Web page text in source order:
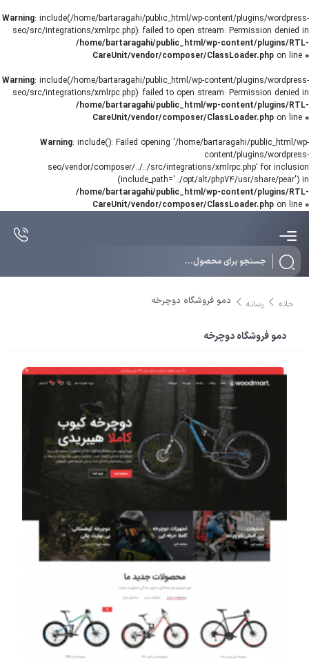
Warning: include(/home/bartaragahi/public_html/wp-content/plugins/wordpress-
seo/src/integrations/xmlrpc.php): failed to open stream: Permission denied in
/home/bartaragahi/public_html/wp-content/plugins/RTL-
CareUnit/vendor/composer/ClassLoader.php on line 0
Warning: include(/home/bartaragahi/public_html/wp-content/plugins/wordpress-
seo/src/integrations/xmlrpc.php): failed to open stream: Permission denied in
/home/bartaragahi/public_html/wp-content/plugins/RTL-
CareUnit/vendor/composer/ClassLoader.php on line 0
Warning: include(): Failed opening '/home/bartaragahi/public_html/wp-
content/plugins/wordpress-
seo/vendor/composer/../../src/integrations/xmlrpc.php' for inclusion
(include_path='.:/opt/alt/php74/usr/share/pear') in
/home/bartaragahi/public_html/wp-content/plugins/RTL-
CareUnit/vendor/composer/ClassLoader.php on line 0
خانه رسانه دمو فروشگاه دوچرخه
دمو فروشگاه دوچرخه